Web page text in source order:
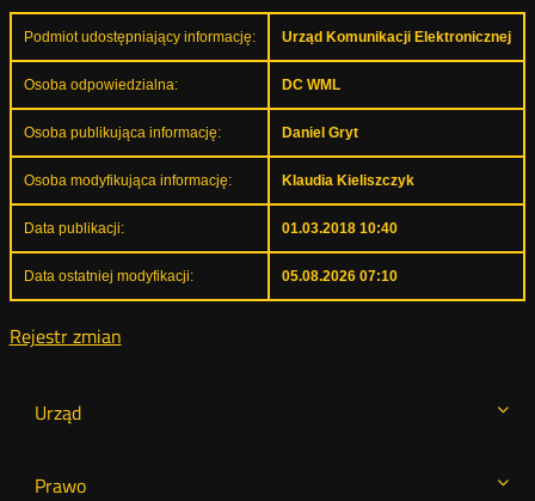
Urząd
Prawo
Podmiot udostępniający informację: Urząd Komunikacji Elektronicznej
Osoba odpowiedzialna: DC WML
Osoba publikująca informację: Daniel Gryt
Osoba modyfikująca informację: Klaudia Kieliszczyk
Data publikacji: 01.03.2018 10:40
Data ostatniej modyfikacji: 05.08.2026 07:10
Rejestr zmian